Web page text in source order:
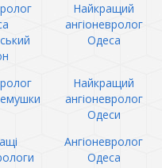
Найкращий
ангіоневролог
Одеса
Найкращий
ангіоневролог
Одеси
Ангіоневролог
Одеса